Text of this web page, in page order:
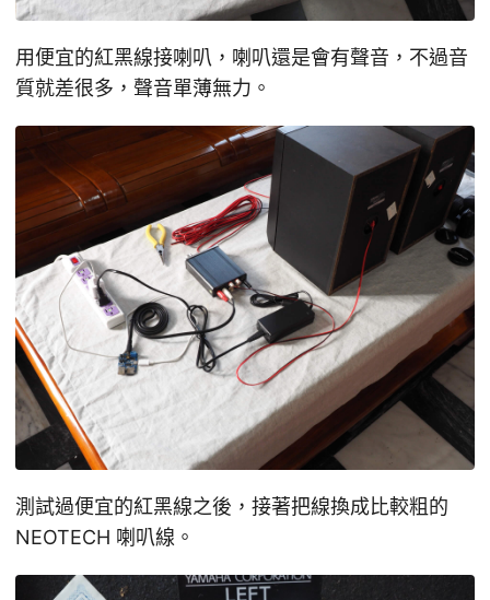
用便宜的紅黑線接喇叭，喇叭還是會有聲音，不過音
質就差很多，聲音單薄無力。
測試過便宜的紅黑線之後，接著把線換成比較粗的
NEOTECH 喇叭線。